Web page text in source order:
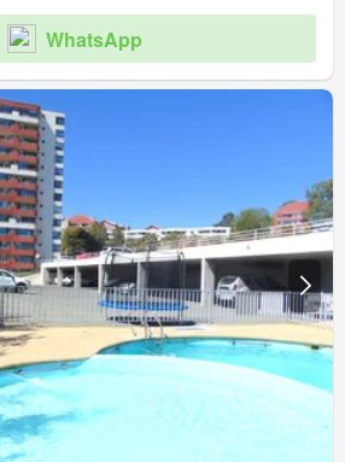
WhatsApp